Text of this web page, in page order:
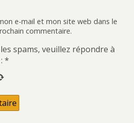
e-mail et mon site web dans le
commentaire.
spams, veuillez répondre à
*